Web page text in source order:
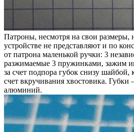
Патроны, несмотря на свои размеры,
устройстве не представляют и по
от патрона маленькой ручки: 3
разжимаемые 3 пружинками, зажим
за счет подпора губок снизу шайбой,
счет вкручивания хвостовика.
алюминий.